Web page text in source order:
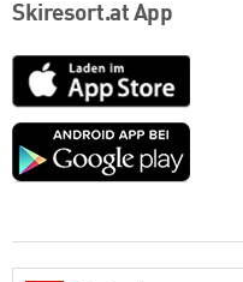
Skiresort.at App
App
Store
Google